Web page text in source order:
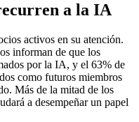
a la IA
activos en su atención.
informan de que los
por la IA, y el 63% de
como futuros miembros
Más de la mitad de los
a desempeñar un papel